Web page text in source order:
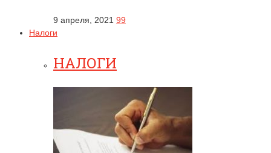
9 апреля, 2021 99
Налоги
НАЛОГИ